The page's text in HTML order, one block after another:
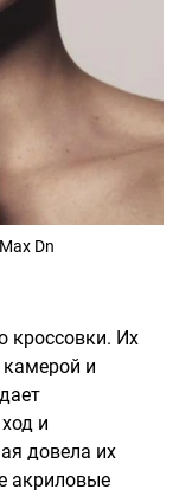
Dn
кроссовки. Их
камерой и
и
довела их
акриловые